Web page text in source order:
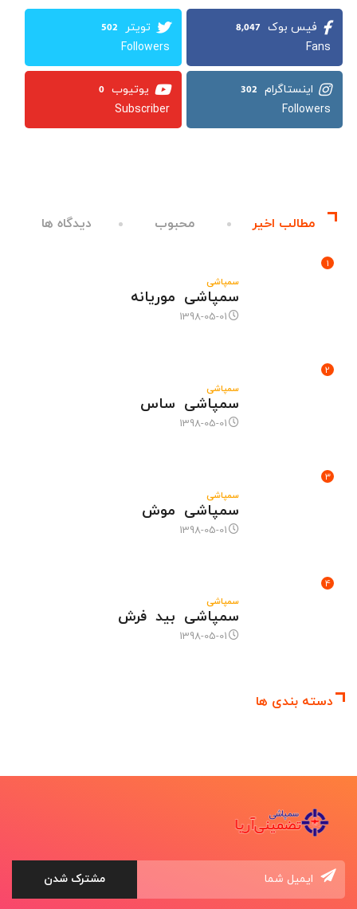
8,047
Fans
502
Followers
302
Followers
0
Subscriber
مطالب اخیر محبوب دیدگاه ها
1
سمپاشی
سمپاشی موریانه
1398-05-01
2
سمپاشی
سمپاشی ساس
1398-05-01
3
سمپاشی
سمپاشی موش
1398-05-01
4
سمپاشی
سمپاشی بید فرش
1398-05-01
دسته بندی ها